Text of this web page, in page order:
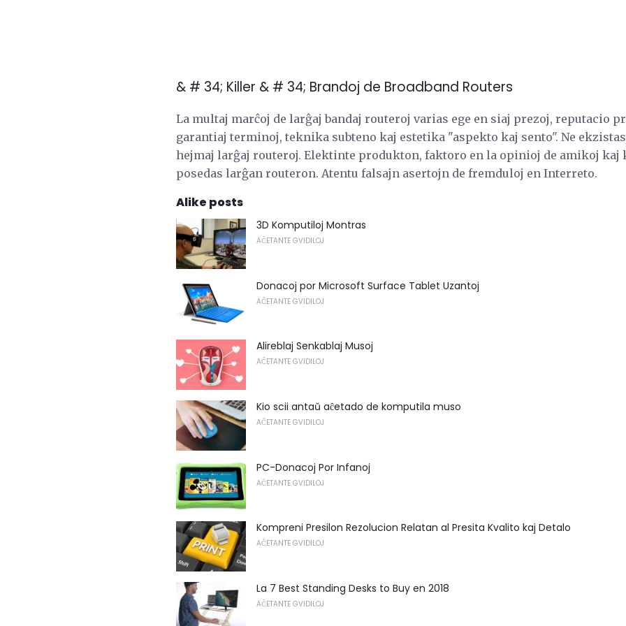
& # 34; Killer & # 34; Brandoj de Broadband Routers
La multaj marĉoj de larĝaj bandaj routeroj varias ege en siaj prezoj, reputacio
garantiaj terminoj, teknika subteno kaj estetika "aspekto kaj sento". Ne
hejmaj larĝaj routeroj. Elektinte produkton, faktoro en la opinioj de amikoj kaj
posedas larĝan routeron. Atentu falsajn asertojn de fremduloj en Interreto.
Alike posts
3D Komputiloj Montras
AĈETANTE GVIDILOJ
Donacoj por Microsoft Surface Tablet Uzantoj
AĈETANTE GVIDILOJ
Alireblaj Senkablaj Musoj
AĈETANTE GVIDILOJ
Kio scii antaŭ aĉetado de komputila muso
AĈETANTE GVIDILOJ
PC-Donacoj Por Infanoj
AĈETANTE GVIDILOJ
Kompreni Presilon Rezolucion Relatan al Presita Kvalito kaj Detalo
AĈETANTE GVIDILOJ
La 7 Best Standing Desks to Buy en 2018
AĈETANTE GVIDILOJ